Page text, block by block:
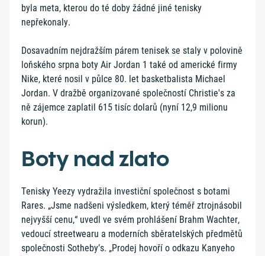
byla meta, kterou do té doby žádné jiné tenisky
nepřekonaly.
Dosavadním nejdražším párem tenisek se staly v polovině
loňského srpna boty Air Jordan 1 také od americké firmy
Nike, které nosil v půlce 80. let basketbalista Michael
Jordan. V dražbě organizované společností Christie's za
ně zájemce zaplatil 615 tisíc dolarů (nyní 12,9 milionu
korun).
Boty nad zlato
Tenisky Yeezy vydražila investiční společnost s botami
Rares. „Jsme nadšeni výsledkem, který téměř ztrojnásobil
nejvyšší cenu,“ uvedl ve svém prohlášení Brahm Wachter,
vedoucí streetwearu a moderních sběratelských předmětů
společnosti Sotheby’s. „Prodej hovoří o odkazu Kanyeho